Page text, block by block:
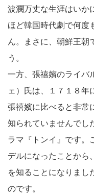
波瀾万丈な生涯はいか
ほど韓国時代劇で何度
ん。まさに、朝鮮王朝
う。
一方、張禧嬪のライバ
ェ）氏は、１７１８年
張禧嬪に比べると非常
知られていませんでし
ラマ『トンイ』です。
デルになったことから
を知ることになりまし
のです。